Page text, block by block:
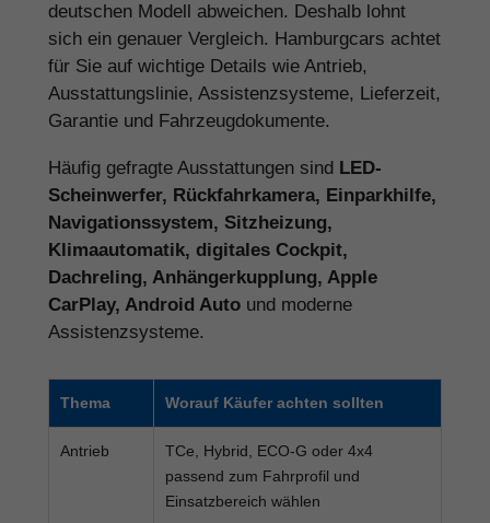
deutschen Modell abweichen. Deshalb lohnt
sich ein genauer Vergleich. Hamburgcars achtet
für Sie auf wichtige Details wie Antrieb,
Ausstattungslinie, Assistenzsysteme, Lieferzeit,
Garantie und Fahrzeugdokumente.
Häufig gefragte Ausstattungen sind LED-
Scheinwerfer, Rückfahrkamera, Einparkhilfe,
Navigationssystem, Sitzheizung,
Klimaautomatik, digitales Cockpit,
Dachreling, Anhängerkupplung, Apple
CarPlay, Android Auto und moderne
Assistenzsysteme.
Thema Worauf Käufer achten sollten
Antrieb
TCe, Hybrid, ECO-G oder 4x4
passend zum Fahrprofil und
Einsatzbereich wählen